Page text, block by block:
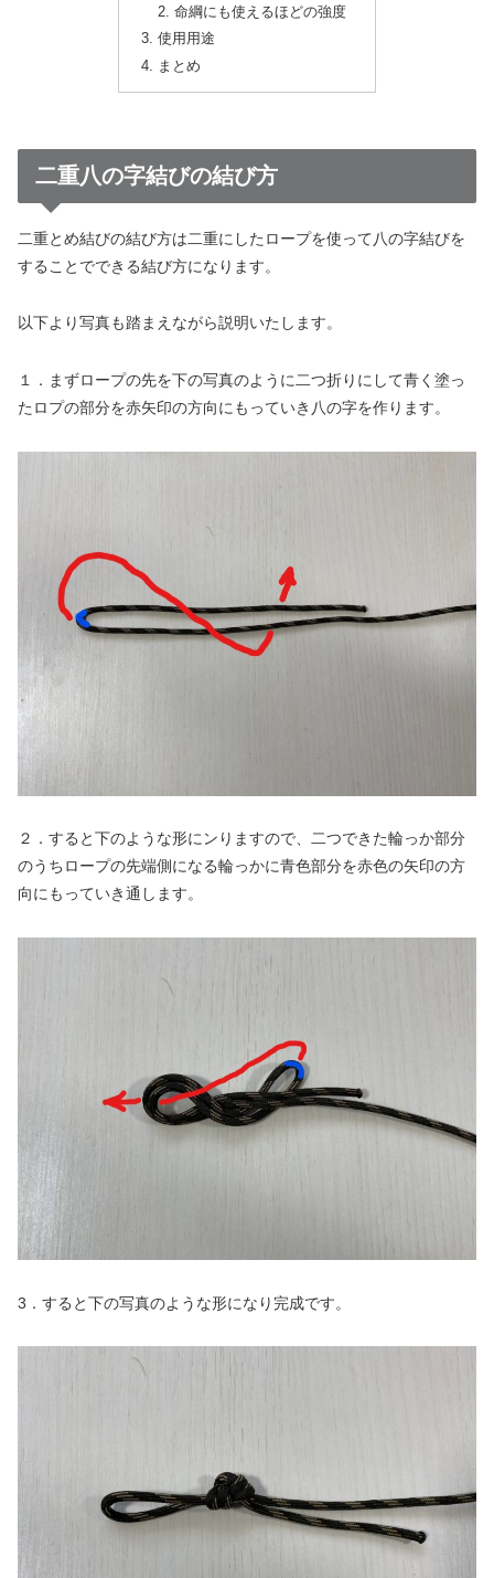
命綱にも使えるほどの強度
使用用途
まとめ
二重八の字結びの結び方
二重とめ結びの結び方は二重にしたロープを使って八の字結びを
することでできる結び方になります。
以下より写真も踏まえながら説明いたします。
１．まずロープの先を下の写真のように二つ折りにして青く塗っ
たロプの部分を赤矢印の方向にもっていき八の字を作ります。
２．すると下のような形にンりますので、二つできた輪っか部分
のうちロープの先端側になる輪っかに青色部分を赤色の矢印の方
向にもっていき通します。
3．すると下の写真のような形になり完成です。